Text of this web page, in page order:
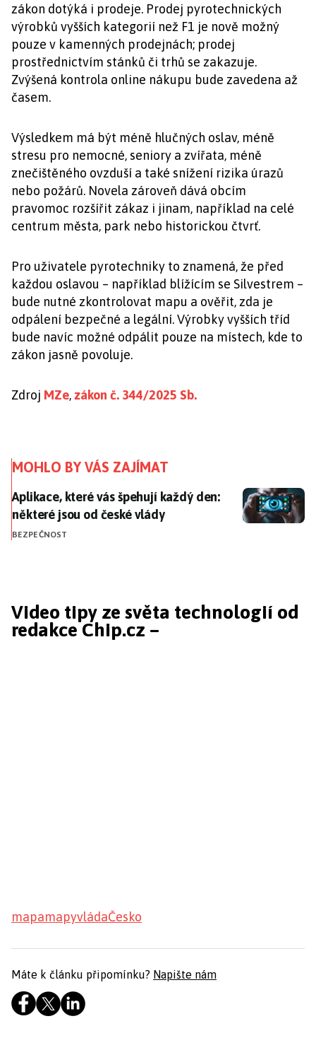
zákon dotýká i prodeje. Prodej pyrotechnických
výrobků vyšších kategorií než F1 je nově možný
pouze v kamenných prodejnách; prodej
prostřednictvím stánků či trhů se zakazuje.
Zvýšená kontrola online nákupu bude zavedena až
časem.
Výsledkem má být méně hlučných oslav, méně
stresu pro nemocné, seniory a zvířata, méně
znečištěného ovzduší a také snížení rizika úrazů
nebo požárů. Novela zároveň dává obcím
pravomoc rozšířit zákaz i jinam, například na celé
centrum města, park nebo historickou čtvrť.
Pro uživatele pyrotechniky to znamená, že před
každou oslavou – například blížícím se Silvestrem –
bude nutné zkontrolovat mapu a ověřit, zda je
odpálení bezpečné a legální. Výrobky vyšších tříd
bude navíc možné odpálit pouze na místech, kde to
zákon jasně povoluje.
Zdroj MZe,zákon č. 344/2025 Sb.
MOHLO BY VÁS ZAJÍMAT
Aplikace, které vás špehují každý den: některé jsou
Aplikace, které vás špehují každý den:
některé jsou od české vlády
BEZPEČNOST
Video tipy ze světa technologií od
redakce Chip.cz –
mapamapyvládaČesko
Máte k článku připomínku? Napište nám